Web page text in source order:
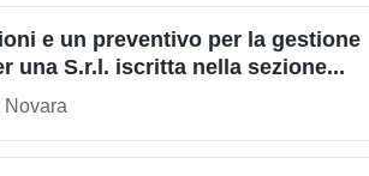
e un preventivo per la gestione
una S.r.l. iscritta nella sezione...
Novara